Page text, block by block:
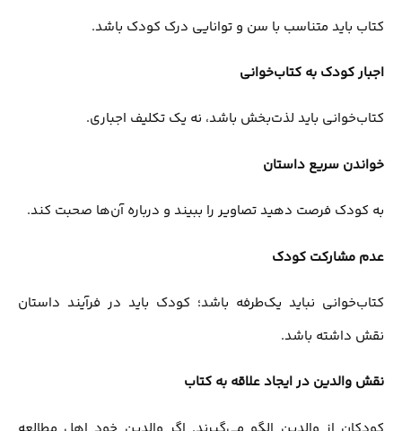
کتاب باید متناسب با سن و توانایی درک کودک باشد.
اجبار کودک به کتاب‌خوانی
کتاب‌خوانی باید لذت‌بخش باشد، نه یک تکلیف اجباری.
خواندن سریع داستان
به کودک فرصت دهید تصاویر را ببیند و درباره آن‌ها صحبت کند.
عدم مشارکت کودک
کتاب‌خوانی نباید یک‌طرفه باشد؛ کودک باید در فرآیند داستان
نقش داشته باشد.
نقش والدین در ایجاد علاقه به کتاب